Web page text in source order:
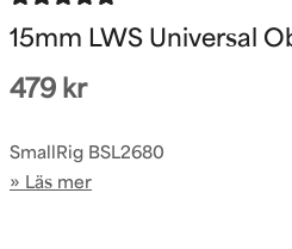
15mm LWS Universal
479 kr
SmallRig BSL2680
Läs mer